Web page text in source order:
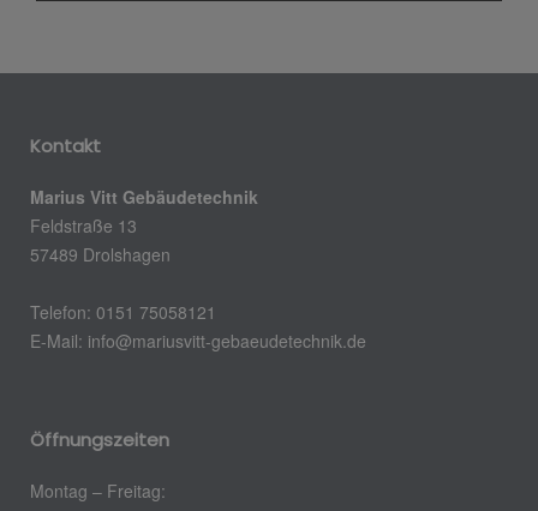
Kontakt
Marius Vitt Gebäudetechnik
Feldstraße 13
57489 Drolshagen
Telefon: 0151 75058121
E-Mail: info@mariusvitt-gebaeudetechnik.de
Öffnungszeiten
Montag – Freitag: